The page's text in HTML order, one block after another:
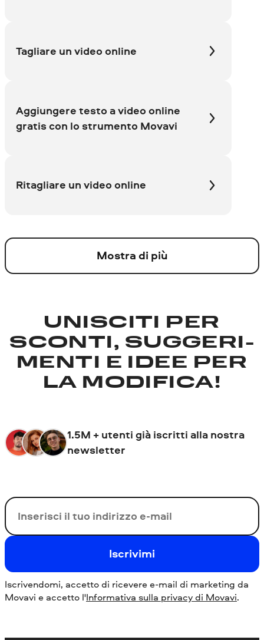
Tagliare un video online
Aggiungere testo a video online
gratis con lo strumento Movavi
Ritagliare un video online
Mostra di più
UNISCITI PER
SCONTI, SUGGERI­
MENTI E IDEE PER
LA MODIFICA!
1.5M + utenti già iscritti alla nostra
newsletter
La tua e-mail
Iscrivimi
Iscrivendomi, accetto di ricevere e-mail di marketing da
Movavi e accetto l'Informativa sulla privacy di Movavi.